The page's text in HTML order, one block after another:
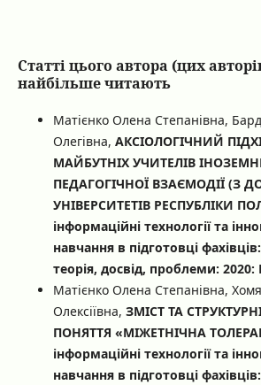
Статті цього автора (цих
найбільше читають
Матієнко Олена Степанівна,
Олегівна, АКСІОЛОГІЧНИЙ
МАЙБУТНІХ УЧИТЕЛІВ
ПЕДАГОГІЧНОЇ ВЗАЄМОДІЇ (З
УНІВЕРСИТЕТІВ РЕСПУБЛІКИ
інформаційні технології та
навчання в підготовці
теорія, досвід, проблеми: 2020:
Матієнко Олена Степанівна,
Олексіївна, ЗМІСТ ТА
ПОНЯТТЯ «МІЖЕТНІЧНА
інформаційні технології та
навчання в підготовці